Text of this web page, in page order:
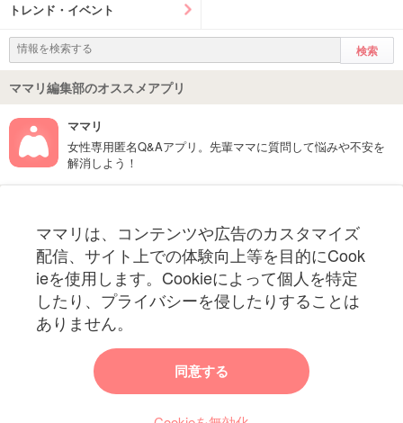
トレンド・イベント
ママリ編集部のオススメアプリ
ママリ
女性専用匿名Q&Aアプリ。先輩ママに質問して悩みや不安を
解消しよう！
ママリは、コンテンツや広告のカスタマイズ
配信、サイト上での体験向上等を目的にCook
ieを使用します。Cookieによって個人を特定
したり、プライバシーを侵したりすることは
ありません。
同意する
妊娠〜子育て中のお役立ち情報を配信中
ママリからのお知らせ